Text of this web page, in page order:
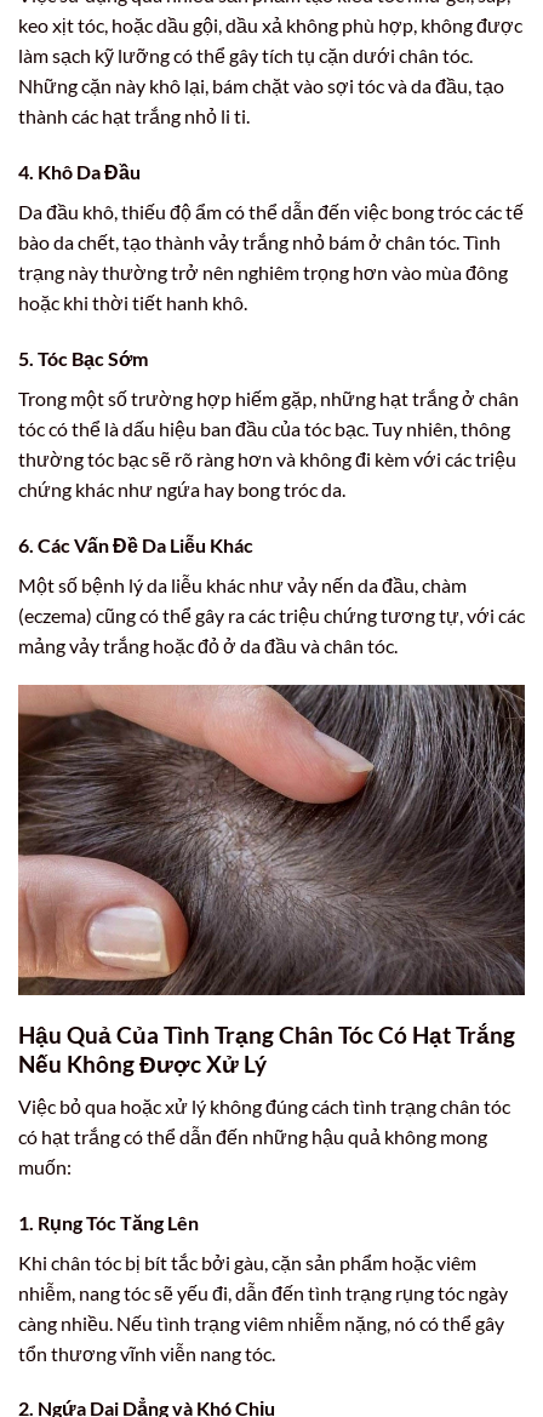
keo xịt tóc, hoặc dầu gội, dầu xả không phù hợp, không được
làm sạch kỹ lưỡng có thể gây tích tụ cặn dưới chân tóc.
Những cặn này khô lại, bám chặt vào sợi tóc và da đầu, tạo
thành các hạt trắng nhỏ li ti.
4. Khô Da Đầu
Da đầu khô, thiếu độ ẩm có thể dẫn đến việc bong tróc các tế
bào da chết, tạo thành vảy trắng nhỏ bám ở chân tóc. Tình
trạng này thường trở nên nghiêm trọng hơn vào mùa đông
hoặc khi thời tiết hanh khô.
5. Tóc Bạc Sớm
Trong một số trường hợp hiếm gặp, những hạt trắng ở chân
tóc có thể là dấu hiệu ban đầu của tóc bạc. Tuy nhiên, thông
thường tóc bạc sẽ rõ ràng hơn và không đi kèm với các triệu
chứng khác như ngứa hay bong tróc da.
6. Các Vấn Đề Da Liễu Khác
Một số bệnh lý da liễu khác như vảy nến da đầu, chàm
(eczema) cũng có thể gây ra các triệu chứng tương tự, với các
mảng vảy trắng hoặc đỏ ở da đầu và chân tóc.
Hậu Quả Của Tình Trạng Chân Tóc Có Hạt Trắng
Nếu Không Được Xử Lý
Việc bỏ qua hoặc xử lý không đúng cách tình trạng chân tóc
có hạt trắng có thể dẫn đến những hậu quả không mong
muốn:
1. Rụng Tóc Tăng Lên
Khi chân tóc bị bít tắc bởi gàu, cặn sản phẩm hoặc viêm
nhiễm, nang tóc sẽ yếu đi, dẫn đến tình trạng rụng tóc ngày
càng nhiều. Nếu tình trạng viêm nhiễm nặng, nó có thể gây
tổn thương vĩnh viễn nang tóc.
2. Ngứa Dai Dẳng và Khó Chịu